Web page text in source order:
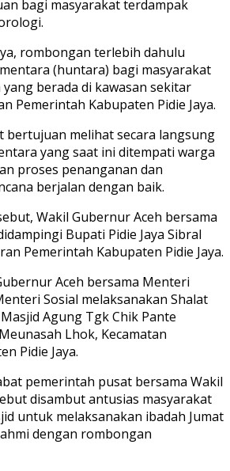
bagi masyarakat terdampak
rombongan terlebih dahulu
(huntara) bagi masyarakat
berada di kawasan sekitar
Pemerintah Kabupaten Pidie Jaya.
bertujuan melihat secara langsung
yang saat ini ditempati warga
proses penanganan dan
berjalan dengan baik.
Wakil Gubernur Aceh bersama
Bupati Pidie Jaya Sibral
Pemerintah Kabupaten Pidie Jaya.
Aceh bersama Menteri
Sosial melaksanakan Shalat
Agung Tgk Chik Pante
Lhok, Kecamatan
Pidie Jaya.
pemerintah pusat bersama Wakil
disambut antusias masyarakat
untuk melaksanakan ibadah Jumat
dengan rombongan